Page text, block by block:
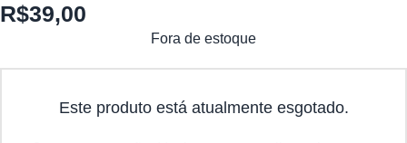
R$39,00
Fora de estoque
Este produto está atualmente esgotado.